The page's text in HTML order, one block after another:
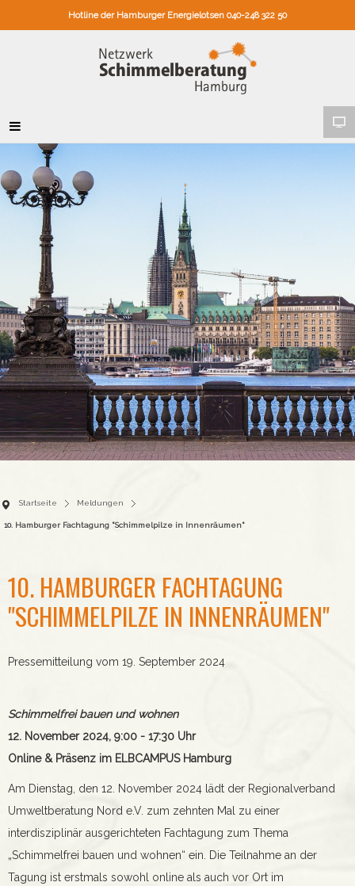
Hotline der Hamburger Energielotsen 040-248 322 50
Startseite Meldungen
10. Hamburger Fachtagung "Schimmelpilze in Innenräumen"
10. HAMBURGER FACHTAGUNG
"SCHIMMELPILZE IN INNENRÄUMEN"
Pressemitteilung vom 19. September 2024
Schimmelfrei bauen und wohnen
12. November 2024, 9:00 - 17:30 Uhr
Online & Präsenz im ELBCAMPUS Hamburg
Am Dienstag, den 12. November 2024 lädt der Regionalverband
Umweltberatung Nord e.V. zum zehnten Mal zu einer
interdisziplinär ausgerichteten Fachtagung zum Thema
„Schimmelfrei bauen und wohnen“ ein. Die Teilnahme an der
Tagung ist erstmals sowohl online als auch vor Ort im